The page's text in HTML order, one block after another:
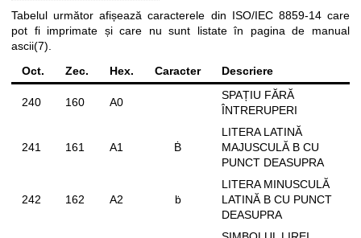
Tabelul următor afișează caracterele din ISO/IEC 8859-14 care
pot fi imprimate și care nu sunt listate în pagina de manual
ascii(7)
Oct.
Zec. Hex. Caracter Descriere
240 160 A0
SPAȚIU FĂRĂ
ÎNTRERUPERI
241 161 A1 Ḃ
LITERA LATINĂ
MAJUSCULĂ B CU
PUNCT DEASUPRA
242 162 A2 ḃ
LITERA MINUSCULĂ
LATINĂ B CU PUNCT
DEASUPRA